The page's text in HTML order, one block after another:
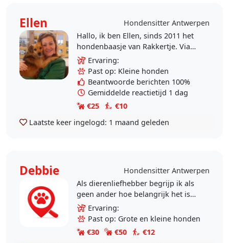
Ellen
Hondensitter Antwerpen
Hallo, ik ben Ellen, sinds 2011 het
hondenbaasje van Rakkertje. Via
Hondensitter heb ik een tijdje op
Tekkeltje gepast, een Jack Russel
en..
Ervaring:
Past op: Kleine honden
Beantwoorde berichten 100%
Gemiddelde reactietijd 1 dag
€25
€10
Laatste keer ingelogd: 1 maand geleden
Debbie
Hondensitter Antwerpen
Als dierenliefhebber begrijp ik als
geen ander hoe belangrijk het is
om uw huisdier met een gerust
hart achter te laten. Ik bied mijn
zorg dan ook..
Ervaring:
Past op: Grote en kleine honden
€30
€50
€12